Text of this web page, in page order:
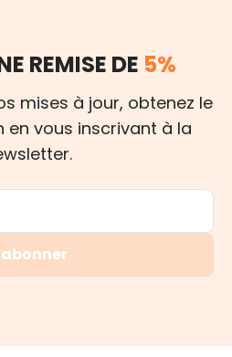
REMISE DE 5%
mises à jour, obtenez le
en vous inscrivant à la